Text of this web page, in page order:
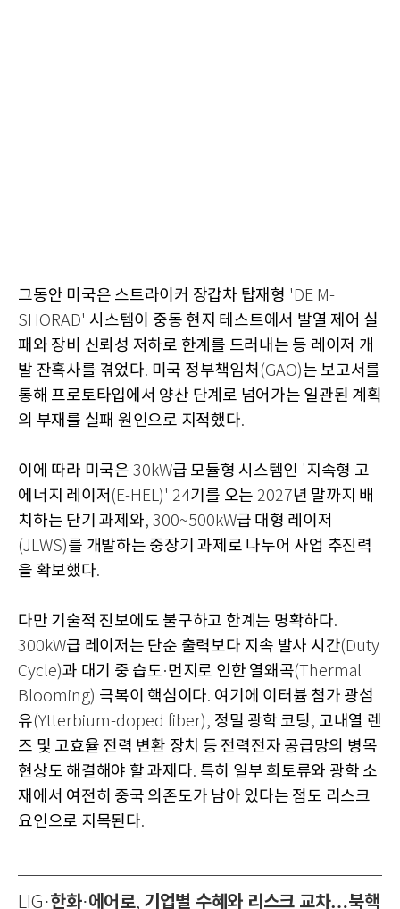
그동안 미국은 스트라이커 장갑차 탑재형 'DE M-
SHORAD' 시스템이 중동 현지 테스트에서 발열 제어 실
패와 장비 신뢰성 저하로 한계를 드러내는 등 레이저 개
발 잔혹사를 겪었다. 미국 정부책임처 (GAO)는 보고서를
통해 프로토타입에서 양산 단계로 넘어가는 일관된 계획
의 부재를 실패 원인으로 지적했다.
이에 따라 미국은 30kW급 모듈형 시스템인 '지속형 고
에너지 레이저 (E-HEL)' 24기를 오는 2027년 말까지 배
치하는 단기 과제와, 300~500kW급 대형 레이저
(JLWS)를 개발하는 중장기 과제로 나누어 사업 추진력
을 확보했다.
다만 기술적 진보에도 불구하고 한계는 명확하다.
300kW급 레이저는 단순 출력보다 지속 발사 시간(Duty
Cycle)과 대기 중 습도·먼지로 인한 열왜곡(Thermal
Blooming) 극복이 핵심이다. 여기에 이터븀 첨가 광섬
유(Ytterbium-doped fiber), 정밀 광학 코팅, 고내열 렌
즈 및 고효율 전력 변환 장치 등 전력전자 공급망의 병목
현상도 해결해야 할 과제다. 특히 일부 희토류와 광학 소
재에서 여전히 중국 의존도가 남아 있다는 점도 리스크
요인으로 지목된다.
LIG·한화·에어로, 기업별 수혜와 리스크 교차…북핵